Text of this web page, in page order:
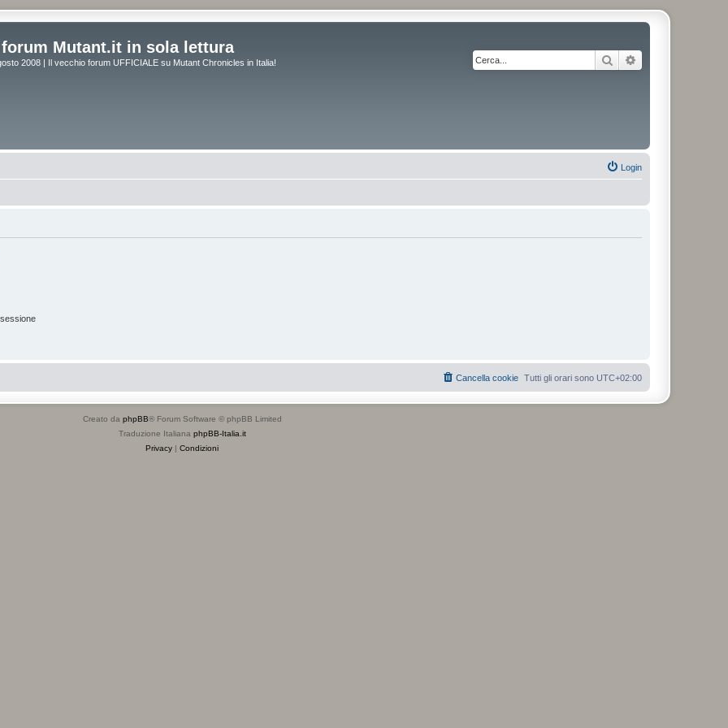
Mutant.it in sola lettura
2008 | Il vecchio forum UFFICIALE su Mutant Chronicles in Italia! Cerca
Login
Tutti gli orari sono UTC+02:00
Cancella cookie
Creato da phpBB® Forum Software © phpBB Limited
Traduzione Italiana phpBB-Italia.it
Privacy | Condizioni